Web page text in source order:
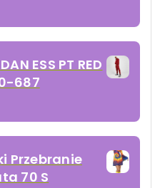
ESS PT RED
687
Przebranie
70 S